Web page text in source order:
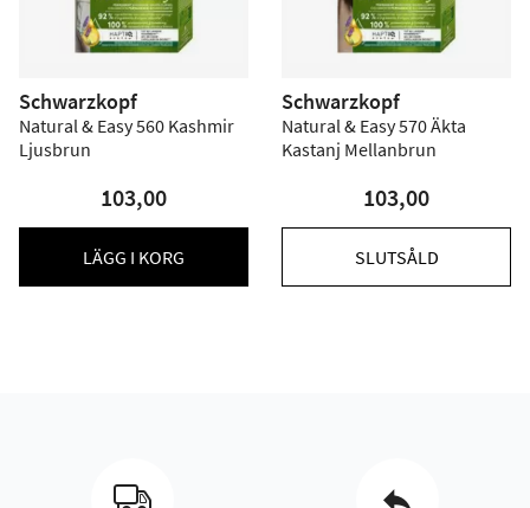
Schwarzkopf
Natural & Easy 560 Kashmir
Ljusbrun
103,00
LÄGG I KORG
Schwarzkopf
Natural & Easy 570 Äkta
Kastanj Mellanbrun
103,00
SLUTSÅLD